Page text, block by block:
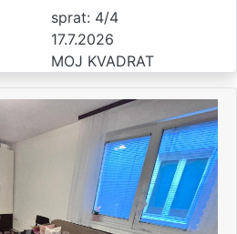
sprat: 4/4
17.7.2026
MOJ KVADRAT